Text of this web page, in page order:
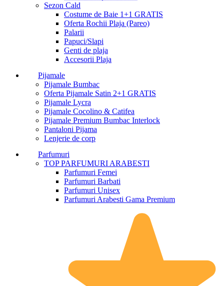
Sezon Cald
Costume de Baie 1+1 GRATIS
Oferta Rochii Plaja (Pareo)
Palarii
Papuci/Slapi
Genti de plaja
Accesorii Plaja
Pijamale
Pijamale Bumbac
Oferta Pijamale Satin 2+1 GRATIS
Pijamale Lycra
Pijamale Cocolino & Catifea
Pijamale Premium Bumbac Interlock
Pantaloni Pijama
Lenjerie de corp
Parfumuri
TOP PARFUMURI ARABESTI
Parfumuri Femei
Parfumuri Barbati
Parfumuri Unisex
Parfumuri Arabesti Gama Premium